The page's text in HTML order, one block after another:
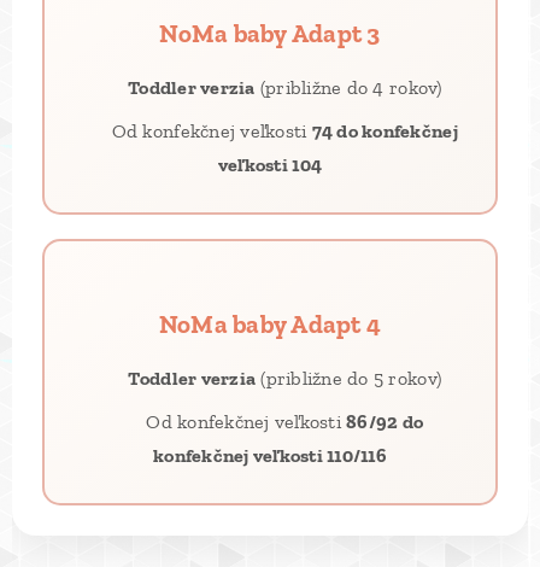
NoMa baby Adapt 3
Toddler verzia (približne do 4 rokov)
📐 Od konfekčnej veľkosti 74 do konfekčnej
veľkosti 104
NoMa baby Adapt 4
🧒Toddler verzia (približne do 5 rokov)
📐 Od konfekčnej veľkosti86/92 do
konfekčnej veľkosti 110/116